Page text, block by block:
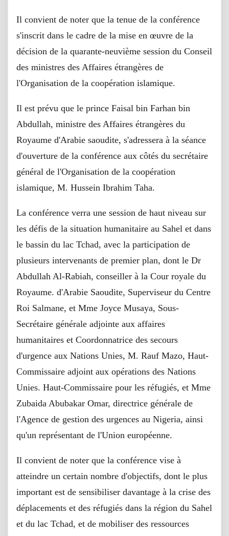
Il convient de noter que la tenue de la conférence
s'inscrit dans le cadre de la mise en œuvre de la
décision de la quarante-neuvième session du Conseil
des ministres des Affaires étrangères de
l'Organisation de la coopération islamique.
Il est prévu que le prince Faisal bin Farhan bin
Abdullah, ministre des Affaires étrangères du
Royaume d'Arabie saoudite, s'adressera à la séance
d'ouverture de la conférence aux côtés du secrétaire
général de l'Organisation de la coopération
islamique, M. Hussein Ibrahim Taha.
La conférence verra une session de haut niveau sur
les défis de la situation humanitaire au Sahel et dans
le bassin du lac Tchad, avec la participation de
plusieurs intervenants de premier plan, dont le Dr
Abdullah Al-Rabiah, conseiller à la Cour royale du
Royaume. d'Arabie Saoudite, Superviseur du Centre
Roi Salmane, et Mme Joyce Musaya, Sous-
Secrétaire générale adjointe aux affaires
humanitaires et Coordonnatrice des secours
d'urgence aux Nations Unies, M. Rauf Mazo, Haut-
Commissaire adjoint aux opérations des Nations
Unies. Haut-Commissaire pour les réfugiés, et Mme
Zubaida Abubakar Omar, directrice générale de
l'Agence de gestion des urgences au Nigeria, ainsi
qu'un représentant de l'Union européenne.
Il convient de noter que la conférence vise à
atteindre un certain nombre d'objectifs, dont le plus
important est de sensibiliser davantage à la crise des
déplacements et des réfugiés dans la région du Sahel
et du lac Tchad, et de mobiliser des ressources